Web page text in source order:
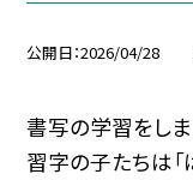
公開日 2026/04/28
書写の学習をしま
習字の子たちは「